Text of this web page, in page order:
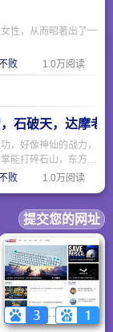
性，从而昭著出了一
败 1.0万阅读
石破天，达摩老
，好像神仙的战力，
能打碎石山，东方不
级别的。然后我们看
败 1.0万阅读
提交您的网址